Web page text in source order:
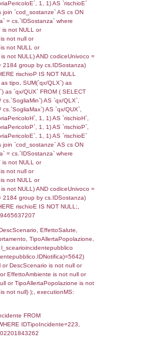
f_territori_limitrofi.Distanza,
FROM f_territori_limitrofi
ON
=
=
AND
f_territori_limitrofi.Distanza,
FROM f_territori_limitrofi
ON
=
=